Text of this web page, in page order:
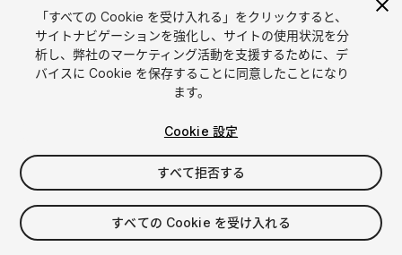
1 /7
$29.99
シート 1
「すべての Cookie を受け入れる」をクリックすると、
サイトナビゲーションを強化し、サイトの使用状況を分
析し、弊社のマーケティング活動を支援するために、デ
バイスに Cookie を保存することに同意したことになり
ます。
Cookie 設定
すべて拒否する
すべての Cookie を受け入れる